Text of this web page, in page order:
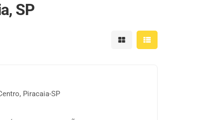
SP
Mostrar resultados em
Mostrar
Piracaia-SP